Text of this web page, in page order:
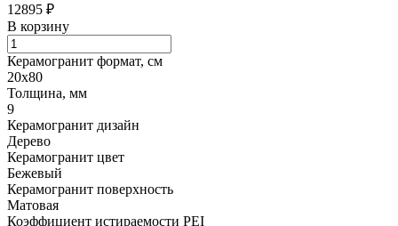
12895 ₽
В корзину
Керамогранит формат, см
20х80
Толщина, мм
9
Керамогранит дизайн
Дерево
Керамогранит цвет
Бежевый
Керамогранит поверхность
Матовая
Коэффициент истираемости PEI